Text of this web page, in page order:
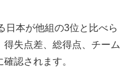
日本が他組の3位と比べら
失点差、総得点、チーム
認されます。